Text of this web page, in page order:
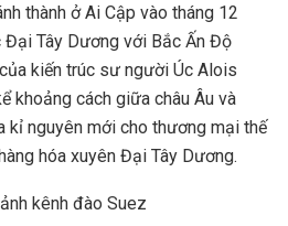
thành ở Ai Cập vào tháng 12
Tây Dương với Bắc Ấn Độ
kiến trúc sư người Úc Alois
khoảng cách giữa châu Âu và
kỉ nguyên mới cho thương mại thế
hóa xuyên Đại Tây Dương.